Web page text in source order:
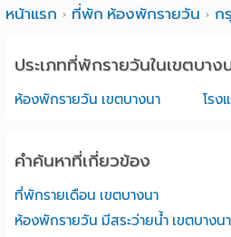
หน้าแรก ที่พัก ห้องพักรายวัน ก
ประเภทที่พักรายวันในเขตบาง
ห้องพักรายวัน เขตบางนา โรง
คำค้นหาที่เกี่ยวข้อง
ที่พักรายเดือน เขตบางนา
ห้องพักรายวัน มีสระว่ายน้ำ เขตบางนา